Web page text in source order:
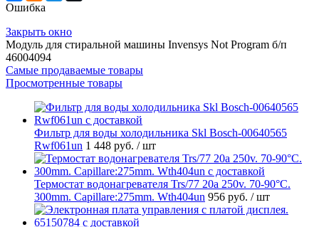
Ошибка
Закрыть окно
Модуль для стиральной машины Invensys Not Program б/п
46004094
Самые продаваемые товары
Просмотренные товары
Фильтр для воды холодильника Skl Bosch-00640565
Rwf061un 1 448 руб. / шт
Термостат водонагревателя Trs/77 20a 250v. 70-90°C.
300mm. Capillare:275mm. Wth404un 956 руб. / шт